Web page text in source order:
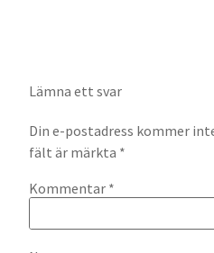
Lämna ett svar
Din e-postadress kommer
fält är märkta *
Kommentar *